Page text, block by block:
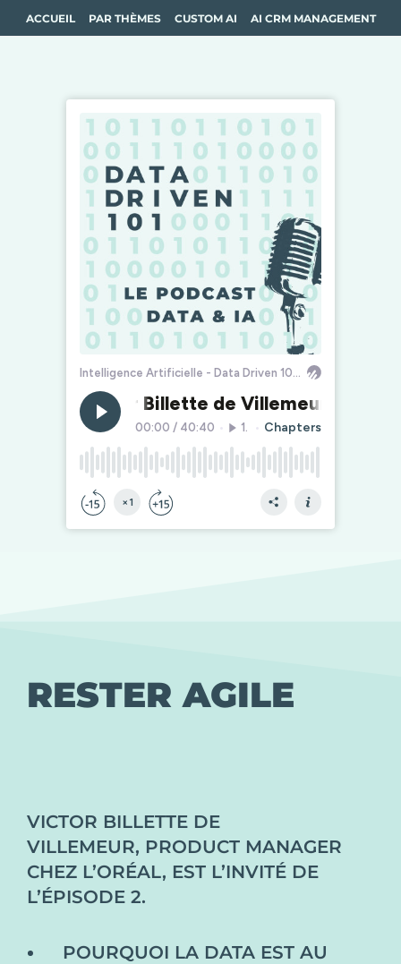
ACCUEIL PAR THÈMES CUSTOM AI AI CRM MANAGEMENT
RESTER AGILE
VICTOR BILLETTE DE
VILLEMEUR, PRODUCT MANAGER
CHEZ L’ORÉAL, EST L’INVITÉ DE
L’ÉPISODE 2.
POURQUOI LA DATA EST AU